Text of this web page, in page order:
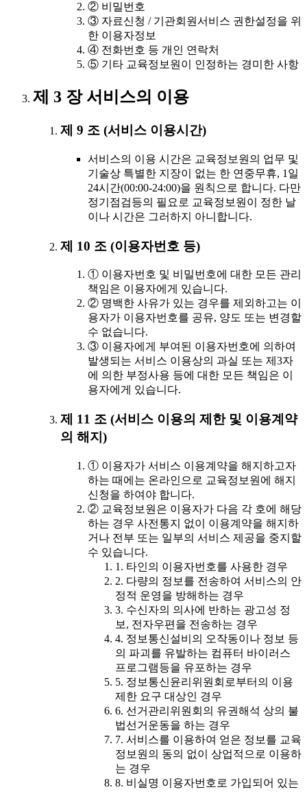
② 비밀번호
③ 자료신청 / 기관회원서비스 권한설정을 위
한 이용자정보
④ 전화번호 등 개인 연락처
⑤ 기타 교육정보원이 인정하는 경미한 사항
제 3 장 서비스의 이용
제 9 조 (서비스 이용시간)
서비스의 이용 시간은 교육정보원의 업무 및
기술상 특별한 지장이 없는 한 연중무휴, 1일
24시간(00:00-24:00)을 원칙으로 합니다. 다만
정기점검등의 필요로 교육정보원이 정한 날
이나 시간은 그러하지 아니합니다.
제 10 조 (이용자번호 등)
① 이용자번호 및 비밀번호에 대한 모든 관리
책임은 이용자에게 있습니다.
② 명백한 사유가 있는 경우를 제외하고는 이
용자가 이용자번호를 공유, 양도 또는 변경할
수 없습니다.
③ 이용자에게 부여된 이용자번호에 의하여
발생되는 서비스 이용상의 과실 또는 제3자
에 의한 부정사용 등에 대한 모든 책임은 이
용자에게 있습니다.
제 11 조 (서비스 이용의 제한 및 이용계약
의 해지)
① 이용자가 서비스 이용계약을 해지하고자
하는 때에는 온라인으로 교육정보원에 해지
신청을 하여야 합니다.
② 교육정보원은 이용자가 다음 각 호에 해당
하는 경우 사전통지 없이 이용계약을 해지하
거나 전부 또는 일부의 서비스 제공을 중지할
수 있습니다.
1. 타인의 이용자번호를 사용한 경우
2. 다량의 정보를 전송하여 서비스의 안
정적 운영을 방해하는 경우
3. 수신자의 의사에 반하는 광고성 정
보, 전자우편을 전송하는 경우
4. 정보통신설비의 오작동이나 정보 등
의 파괴를 유발하는 컴퓨터 바이러스
프로그램등을 유포하는 경우
5. 정보통신윤리위원회로부터의 이용
제한 요구 대상인 경우
6. 선거관리위원회의 유권해석 상의 불
법선거운동을 하는 경우
7. 서비스를 이용하여 얻은 정보를 교육
정보원의 동의 없이 상업적으로 이용하
는 경우
8. 비실명 이용자번호로 가입되어 있는